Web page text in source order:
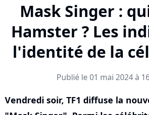
Mask Singer :
Hamster ? Les
l'identité de la
Publié le 01 mai 2024 à
Vendredi soir, TF1 diffuse la